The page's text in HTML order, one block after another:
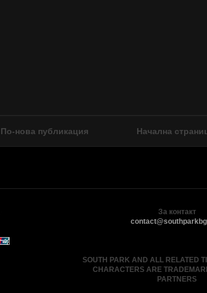
По-нова публикация Начална
За контакт
SOUTH PARK AND ALL RELATED
CHARACTERS ARE
PARTNERS